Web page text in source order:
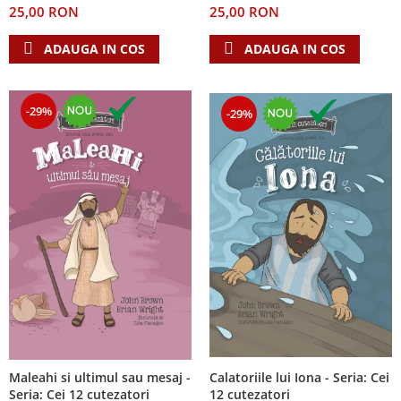
Teologie
A doua venire
Dogmatica
Istoria Bisericii
Misiune
Viata crestina
Contemporaneitate
Devotional
Diverse
Lupta Spirituala
Schimbarea caracterului
Slujire
Suferinta
Viata din belsug
Viata de zi cu zi
25,00 RON
ADAUGA IN COS
25,00 RON
ADAUGA IN COS
-29%
Maleahi si ultimul sau mesaj -
Seria: Cei 12 cutezatori
-29%
Calatoriile lui Iona - Seria: Cei
12 cutezatori